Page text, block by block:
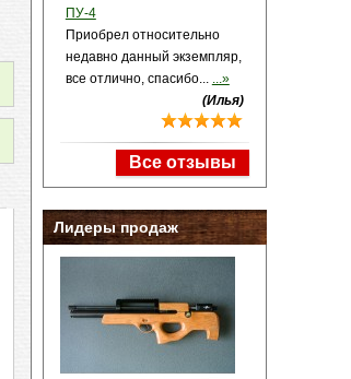
ПУ-4
Приобрел относительно
недавно данный экземпляр,
все отлично, спасибо... ...»
(Илья)
Все отзывы
Лидеры продаж